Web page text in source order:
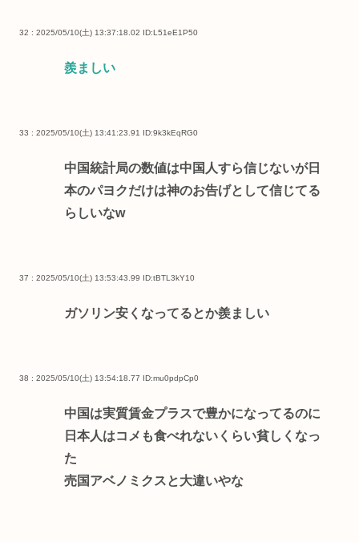
32 : 2025/05/10(土) 13:37:18.02 ID:L51eE1P50
羨ましい
33 : 2025/05/10(土) 13:41:23.91 ID:9k3kEqRG0
中国統計局の数値は中国人すら信じないが日
本のパヨクだけは神のお告げとして信じてる
らしいなw
37 : 2025/05/10(土) 13:53:43.99 ID:tBTL3kY10
ガソリン安くなってるとか羨ましい
38 : 2025/05/10(土) 13:54:18.77 ID:mu0pdpCp0
中国は実質賃金プラスで豊かになってるのに
日本人はコメも食べれないくらい貧しくなっ
た
売国アベノミクスと大違いやな